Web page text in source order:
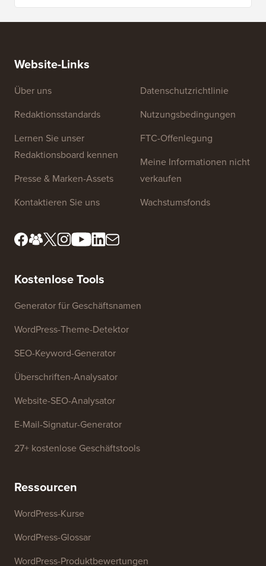
5 beste WordPress E-Commerce-Plugins im Vergleich So
Website-Links
Über uns
Redaktionsstandards
Lernen Sie unser
Redaktionsboard kennen
Presse & Marken-Assets
Datenschutzrichtlinie
Nutzungsbedingungen
Kostenlose Tools
Generator für Geschäftsnamen
WordPress-Theme-Detektor
SEO-Keyword-Generator
Website-SEO-Analysator
E-Mail-Signatur-Generator
27+ kostenlose Geschäftstools